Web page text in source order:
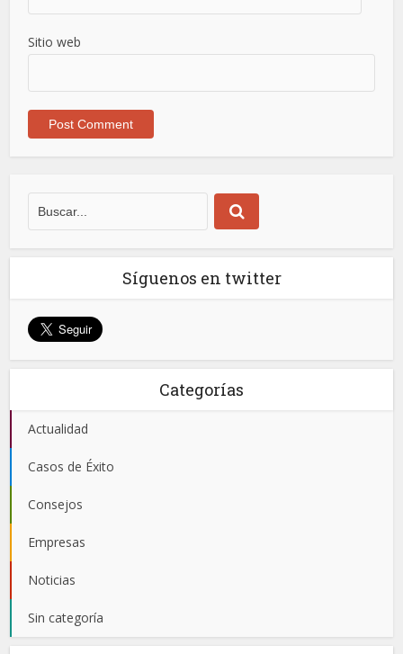
Sitio web
Síguenos en twitter
Categorías
Actualidad
Casos de Éxito
Consejos
Empresas
Noticias
Sin categoría